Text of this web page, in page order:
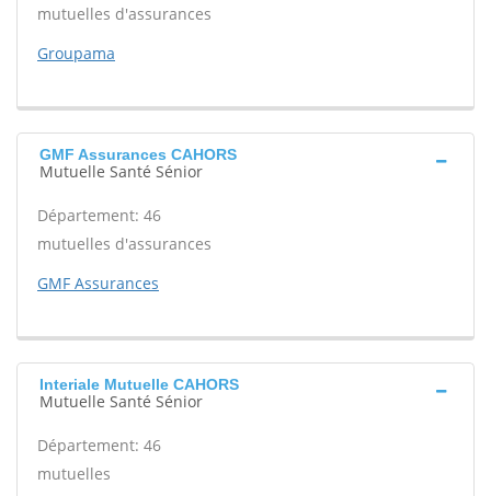
mutuelles d'assurances
Groupama
GMF Assurances CAHORS
Mutuelle Santé Sénior
Département: 46
mutuelles d'assurances
GMF Assurances
Interiale Mutuelle CAHORS
Mutuelle Santé Sénior
Département: 46
mutuelles